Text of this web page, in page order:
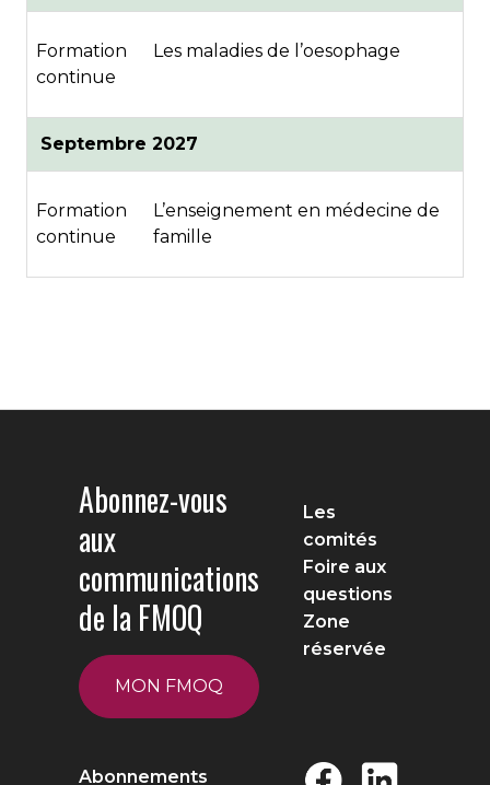
Formation
continue
Les maladies de l’oesophage
Septembre 2027
Formation
continue
L’enseignement en médecine de
famille
Abonnez-vous
aux
communications
de la FMOQ
MON FMOQ
Les
comités
Foire aux
questions
Zone
réservée
Abonnements